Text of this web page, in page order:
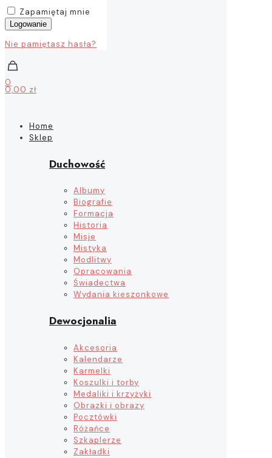
Zapamiętaj mnie
Logowanie
Nie pamiętasz hasła?
0
0,00 zł
Home
Sklep
Duchowość
Albumy
Biografie
Formacja
Historia
Misje
Mistyka
Modlitwy
Opracowania
Świadectwa
Wydania kieszonkowe
Dewocjonalia
Akcesoria
Kalendarze
Karmelki
Koszulki i torby
Medaliki i krzyżyki
Obrazki i obrazy
Pocztówki
Różańce
Szkaplerze
Zakładki